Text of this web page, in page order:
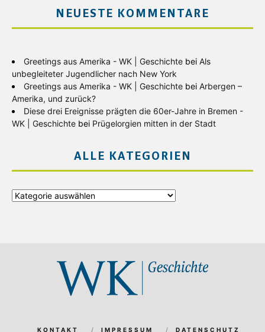
NEUESTE KOMMENTARE
Greetings aus Amerika - WK | Geschichte bei Als
unbegleiteter Jugendlicher nach New York
Greetings aus Amerika - WK | Geschichte bei Arbergen –
Amerika, und zurück?
Diese drei Ereignisse prägten die 60er-Jahre in Bremen -
WK | Geschichte bei Prügelorgien mitten in der Stadt
ALLE KATEGORIEN
Alle
KONTAKT IMPRESSUM DATENSCHUTZ